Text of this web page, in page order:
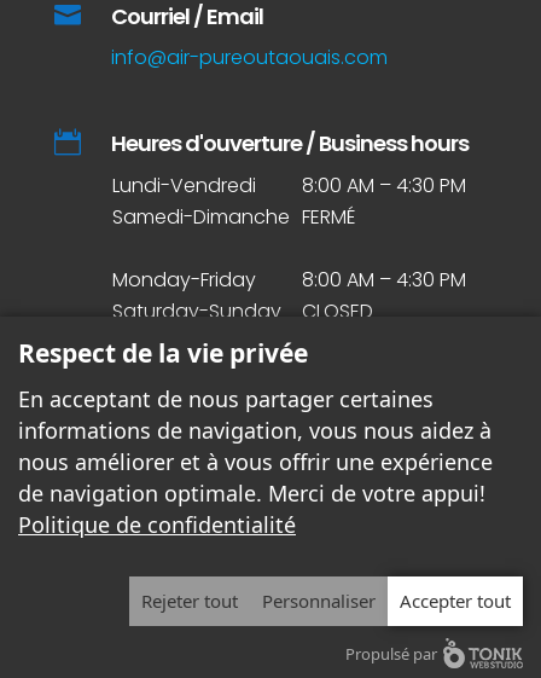
 Courriel / Email
info@air-pureoutaouais.com
 Heures d'ouverture / Business hours
Lundi-Vendredi
8:00 AM – 4:30 PM
Samedi-Dimanche FERMÉ
Monday-Friday
8:00 AM – 4:30 PM
Saturday-Sunday
CLOSED
© Droit d’auteur 2020. Tous droits réservés.
© Copyright 2020. All rights reserved.
Respect de la vie privée
En acceptant de nous partager certaines
informations de navigation, vous nous aidez à
nous améliorer et à vous offrir une expérience
de navigation optimale. Merci de votre appui!
Politique de confidentialité
Rejeter tout Personnaliser Accepter tout
Propulsé par